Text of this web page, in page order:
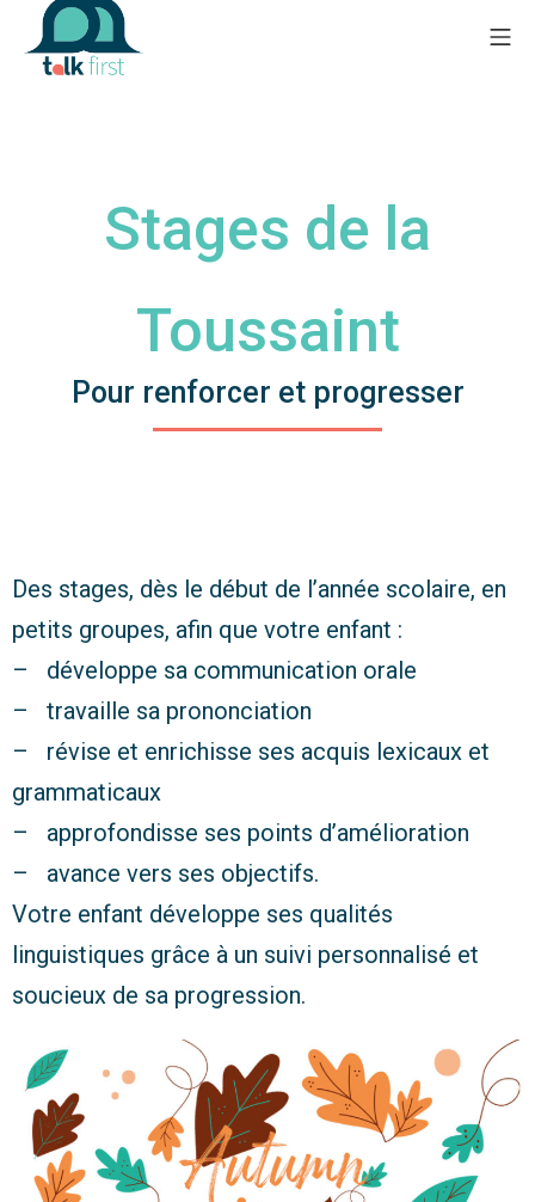
Stages de la
Toussaint
Pour renforcer et progresser
Des stages, dès le début de l’année scolaire, en
petits groupes, afin que votre enfant :
– développe sa communication orale
– travaille sa prononciation
– révise et enrichisse ses acquis lexicaux et
grammaticaux
– approfondisse ses points d’amélioration
– avance vers ses objectifs.
Votre enfant développe ses qualités
linguistiques grâce à un suivi personnalisé et
soucieux de sa progression.